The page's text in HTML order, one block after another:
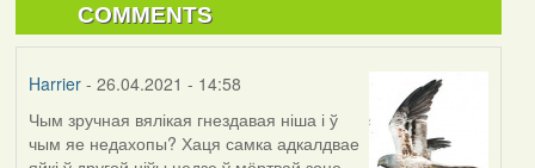
COMMENTS
Harrier- 26.04.2021 - 14:58
Чым зручная вялікая гнездавая ніша і ў
чым яе недахопы? Хаця самка адкалдвае